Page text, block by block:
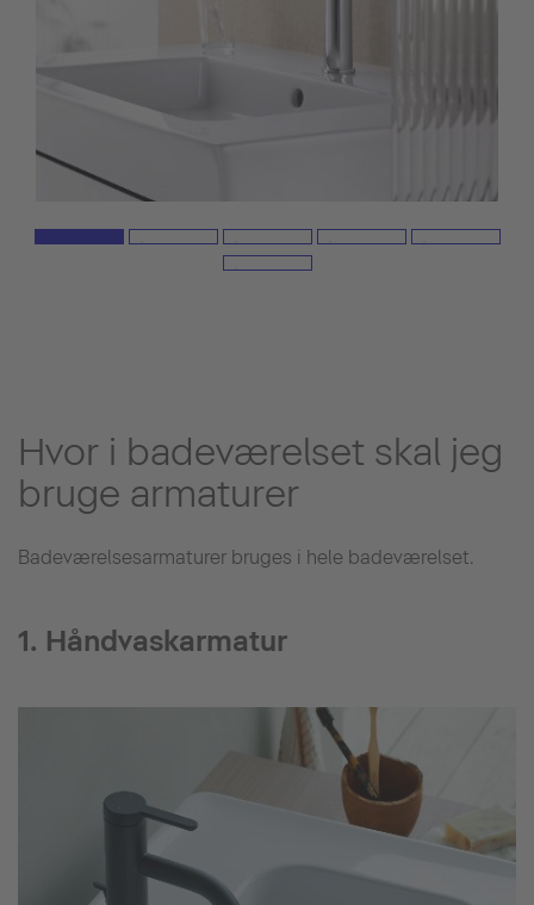
Hvor i badeværelset skal jeg
bruge armaturer
Badeværelsesarmaturer bruges i hele badeværelset.
1. Håndvaskarmatur